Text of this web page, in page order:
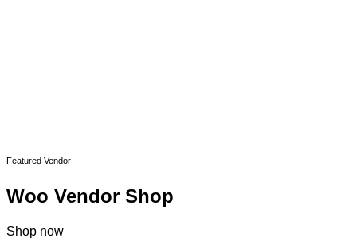
Featured Vendor
Woo Vendor Shop
Shop now